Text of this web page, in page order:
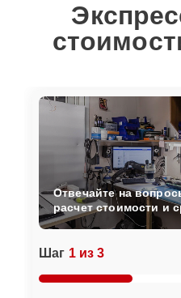
Шаг 1 из 3
Отвечайте на
расчет стоимости и